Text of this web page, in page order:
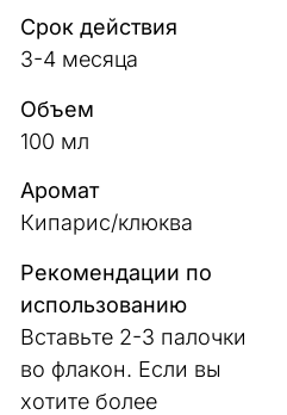
Срок действия
3-4 месяца
Объем
100 мл
Аромат
Кипарис/клюква
Рекомендации по
использованию
Вставьте 2-3 палочки
во флакон. Если вы
хотите более